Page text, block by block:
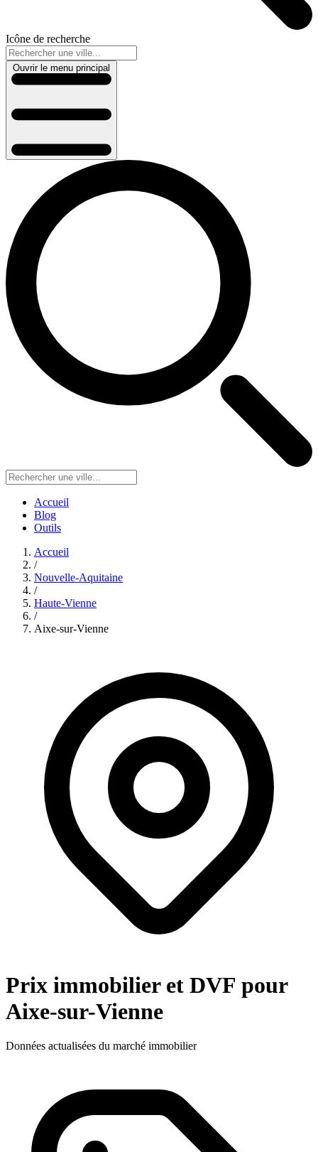
Icône de recherche
Ouvrir le menu principal
Accueil
Blog
Outils
Accueil
/
Nouvelle-Aquitaine
/
Haute-Vienne
/
Aixe-sur-Vienne
Prix immobilier et DVF pour
Aixe-sur-Vienne
Données actualisées du marché immobilier